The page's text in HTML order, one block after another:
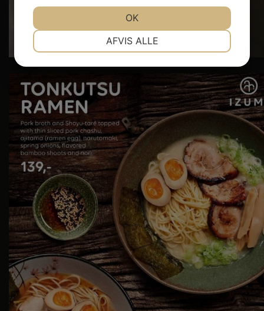
Det er med beklagelse, at vi meddeler, at Izumi...
STATISTIK
AFVIS ALLE
OK